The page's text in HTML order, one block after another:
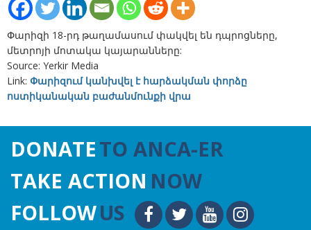
Փարիզի 18-րդ թաղամասում փակվել են դպրոցները,
մետրոյի մոտակա կայարանները:
Source: Yerkir Media
Link: Փարիզում կանխվել է հարձակման փորձը
ոստիկանական բաժանմունքի վրա
DONATETO ANCA-ER
TAKE ACTION NOW
FOLLOWUS